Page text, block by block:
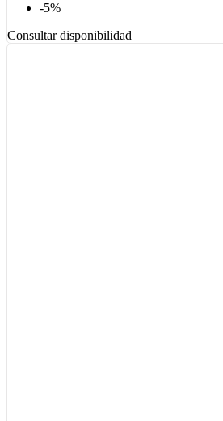
-5%
Consultar disponibilidad